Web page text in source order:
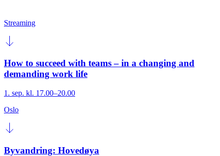
Streaming
How to succeed with teams – in a changing and
demanding work life
1. sep. kl. 17.00–20.00
Oslo
Byvandring: Hovedøya